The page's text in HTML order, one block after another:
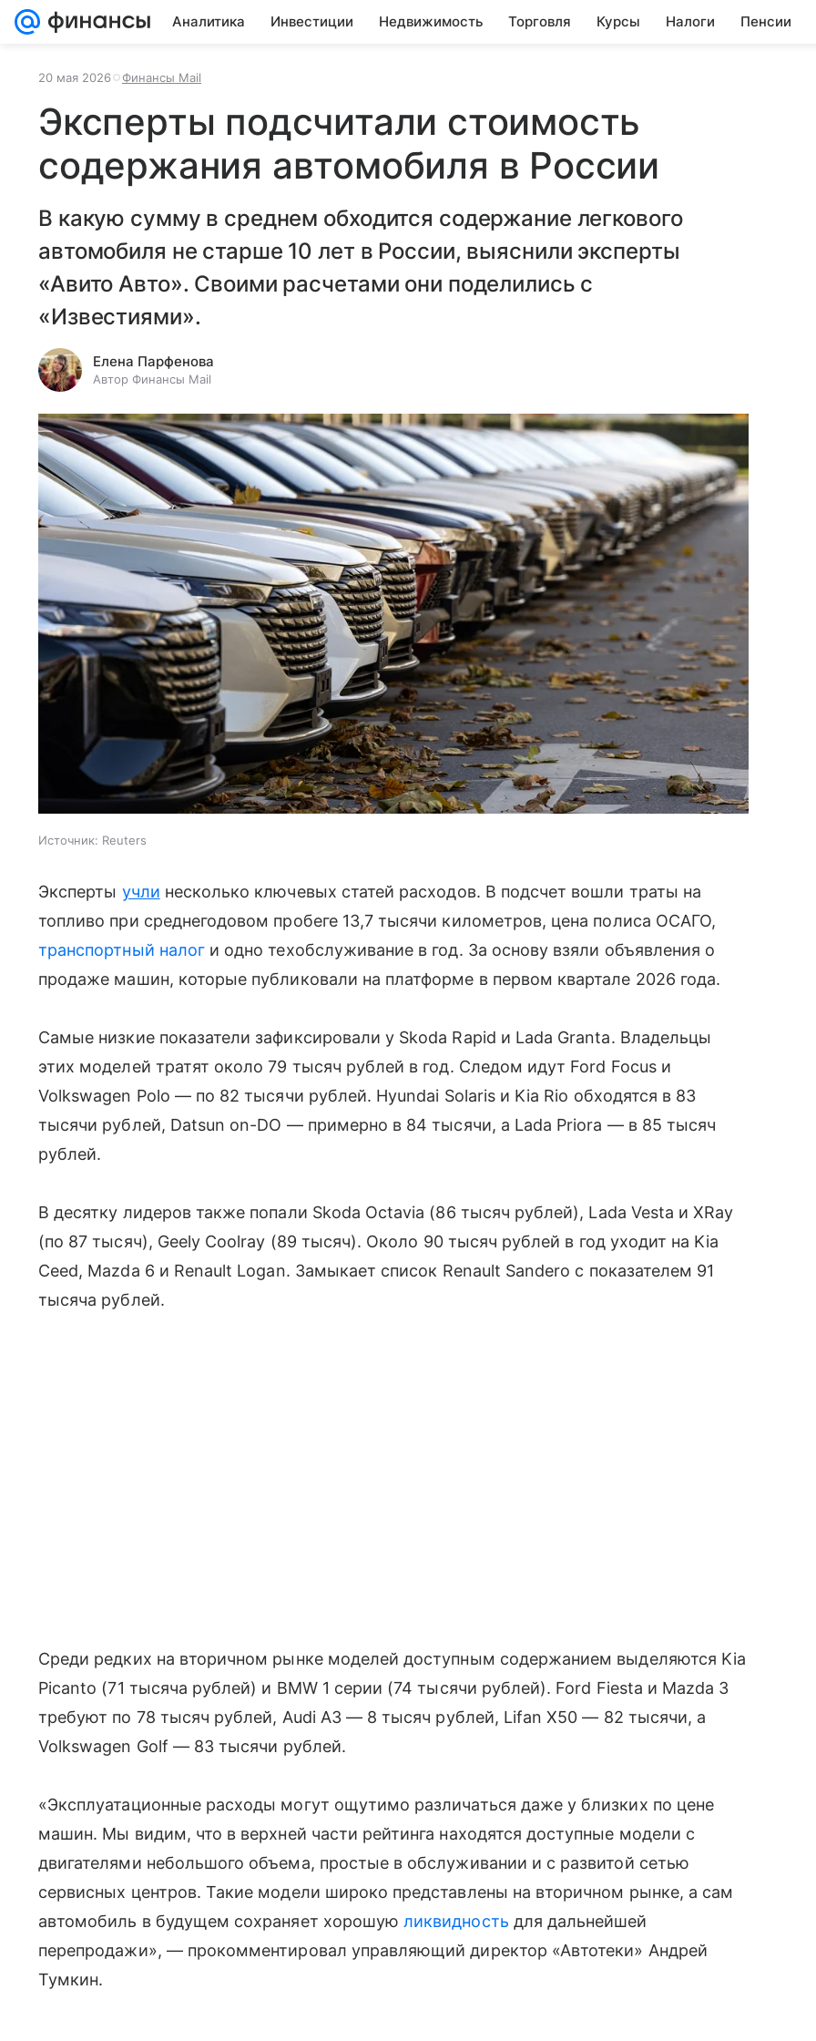
Аналитика Инвестиции Недвижимость Торговля Курсы Налоги Пенсии
20 мая 2026 Финансы Mail
Эксперты подсчитали стоимость
содержания автомобиля в России
В какую сумму в среднем обходится содержание легкового
автомобиля не старше 10 лет в России, выяснили эксперты
«Авито Авто». Своими расчетами они поделились с
«Известиями».
Елена Парфенова
Автор Финансы Mail
Источник: Reuters
Эксперты учли несколько ключевых статей расходов. В подсчет вошли траты на
топливо при среднегодовом пробеге 13,7 тысячи километров, цена полиса ОСАГО,
транспортный налоги одно техобслуживание в год. За основу взяли объявления о
продаже машин, которые публиковали на платформе в первом квартале 2026 года.
Самые низкие показатели зафиксировали у Skoda Rapid и Lada Granta. Владельцы
этих моделей тратят около 79 тысяч рублей в год. Следом идут Ford Focus и
Volkswagen Polo — по 82 тысячи рублей. Hyundai Solaris и Kia Rio обходятся в 83
тысячи рублей, Datsun on-DO — примерно в 84 тысячи, а Lada Priora — в 85 тысяч
рублей.
В десятку лидеров также попали Skoda Octavia (86 тысяч рублей), Lada Vesta и XRay
(по 87 тысяч), Geely Coolray (89 тысяч). Около 90 тысяч рублей в год уходит на Kia
Ceed, Mazda 6 и Renault Logan. Замыкает список Renault Sandero с показателем 91
тысяча рублей.
Среди редких на вторичном рынке моделей доступным содержанием выделяются Kia
Picanto (71 тысяча рублей) и BMW 1 серии (74 тысячи рублей). Ford Fiesta и Mazda 3
требуют по 78 тысяч рублей, Audi A3 — 8 тысяч рублей, Lifan X50 — 82 тысячи, а
Volkswagen Golf — 83 тысячи рублей.
«Эксплуатационные расходы могут ощутимо различаться даже у близких по цене
машин. Мы видим, что в верхней части рейтинга находятся доступные модели с
двигателями небольшого объема, простые в обслуживании и с развитой сетью
сервисных центров. Такие модели широко представлены на вторичном рынке, а сам
автомобиль в будущем сохраняет хорошуюликвидность для дальнейшей
перепродажи», — прокомментировал управляющий директор «Автотеки» Андрей
Тумкин.